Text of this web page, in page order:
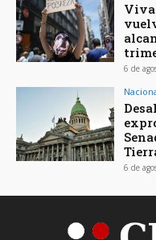
Viva
6 de
6 de